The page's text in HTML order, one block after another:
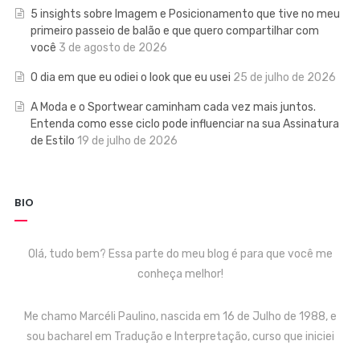
5 insights sobre Imagem e Posicionamento que tive no meu
primeiro passeio de balão e que quero compartilhar com
você 3 de agosto de 2026
O dia em que eu odiei o look que eu usei 25 de julho de 2026
A Moda e o Sportwear caminham cada vez mais juntos.
Entenda como esse ciclo pode influenciar na sua Assinatura
de Estilo 19 de julho de 2026
BIO
Olá, tudo bem? Essa parte do meu blog é para que você me
conheça melhor!
Me chamo Marcéli Paulino, nascida em 16 de Julho de 1988, e
sou bacharel em Tradução e Interpretação, curso que iniciei